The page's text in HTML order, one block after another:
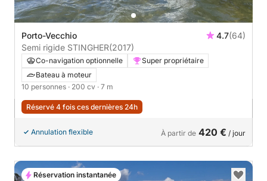
Porto-Vecchio 4.7(64)
Semi rigide STINGHER(2017)
Co-navigation optionnelle
Super propriétaire
Bateau à moteur
10 personnes · 200 cv · 7 m
Réservé 4 fois ces dernières 24h
Annulation flexible À partir de 420 € / jour
Réservation instantanée